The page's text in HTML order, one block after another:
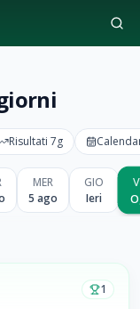
Risultati 7g
MER
5 ago
GIO
Ieri
1